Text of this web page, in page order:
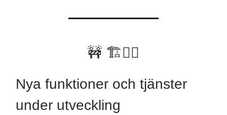
🚧 🏗👷‍♂️
Nya funktioner och tjänster
under utveckling